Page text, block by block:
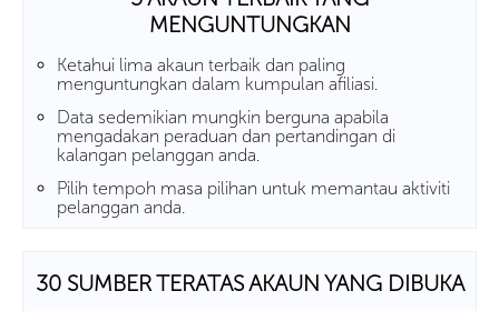
MENGUNTUNGKAN
Ketahui lima akaun terbaik dan paling
menguntungkan dalam kumpulan afiliasi.
Data sedemikian mungkin berguna apabila
mengadakan peraduan dan pertandingan di
kalangan pelanggan anda.
Pilih tempoh masa pilihan untuk memantau aktiviti
pelanggan anda.
30 SUMBER TERATAS AKAUN YANG DIBUKA